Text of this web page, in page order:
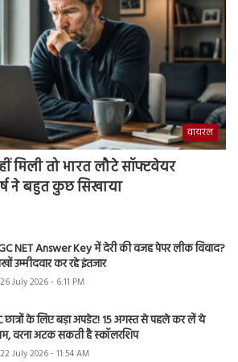
वायरल
मिली तो भारत लौटे सॉफ्टवेयर
ने बहुत कुछ सिखाया
NET Answer Key में देरी की वजह पेपर लीक विवाद?
उम्मीदवार कर रहे इंतजार
26 July 2026 - 6:11 PM
छात्रों के लिए बड़ा अपडेट! 15 अगस्त से पहले कर लें ये
वरना अटक सकती है स्कॉलरशिप
22 July 2026 - 11:54 AM